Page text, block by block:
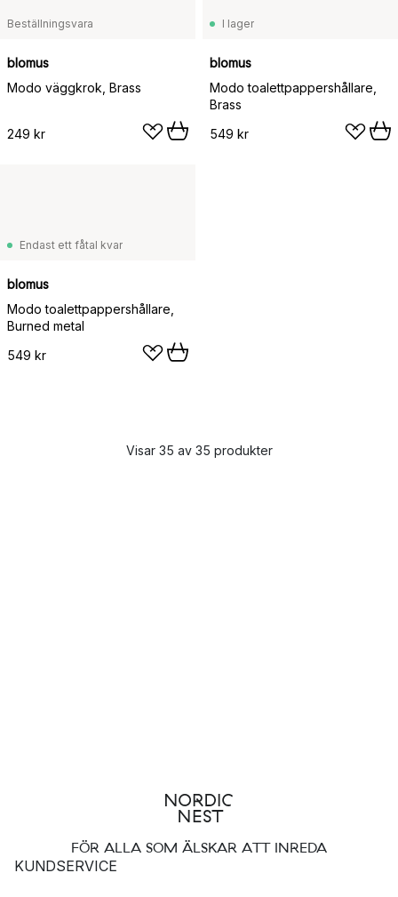
Beställningsvara
blomus
Modo väggkrok, Brass
249 kr
I lager
blomus
Modo toalettpappershållare,
Brass
549 kr
Endast ett fåtal kvar
blomus
Modo toalettpappershållare,
Burned metal
549 kr
Visar 35 av 35 produkter
FÖR ALLA SOM ÄLSKAR ATT INREDA
KUNDSERVICE